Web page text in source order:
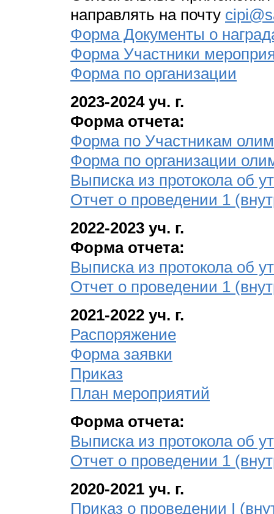
направлять на почту
Форма Документы о
Форма Участники
Форма по организации
2023-2024 уч. г.
Форма отчета:
Форма по Участникам
Форма по организации
Выписка из протокола об
Отчет о проведении 1
2022-2023 уч. г.
Форма отчета:
Выписка из протокола об
Отчет о проведении 1
2021-2022 уч. г.
Распоряжение
Форма заявки
Приказ
План мероприятий
Форма отчета:
Выписка из протокола об
Отчет о проведении 1
2020-2021 уч. г.
Приказ о проведении I